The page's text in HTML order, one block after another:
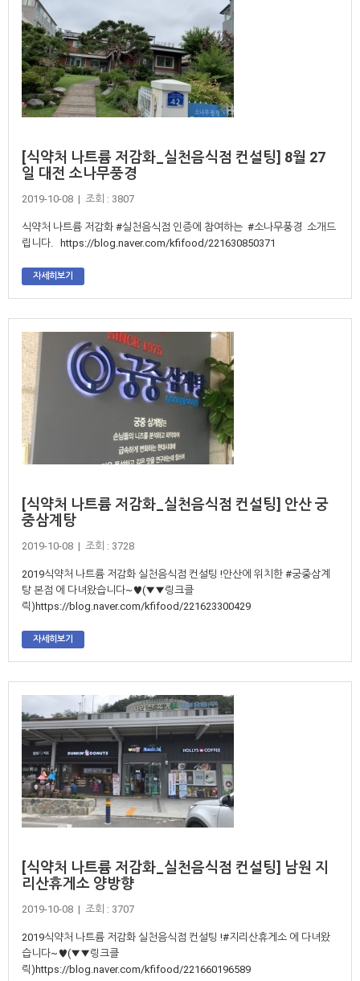
[식약처 나트륨 저감화_실천음식점 컨설팅] 8월 27
일 대전 소나무풍경
2019-10-08 | 조회 : 3807
식약처 나트륨 저감화 #실천음식점 인증에 참여하는 #소나무풍경 소개드
립니다. https://blog.naver.com/kfifood/221630850371
자세히보기
[식약처 나트륨 저감화_실천음식점 컨설팅] 안산 궁
중삼계탕
2019-10-08 | 조회 : 3728
2019식약처 나트륨 저감화 실천음식점 컨설팅 !안산에 위치한 #궁중삼계
탕 본점 에 다녀왔습니다~♥(▼▼링크클
릭)https://blog.naver.com/kfifood/221623300429
자세히보기
[식약처 나트륨 저감화_실천음식점 컨설팅] 남원 지
리산휴게소 양방향
2019-10-08 | 조회 : 3707
2019식약처 나트륨 저감화 실천음식점 컨설팅 !#지리산휴게소 에 다녀왔
습니다~♥(▼▼링크클
릭)https://blog.naver.com/kfifood/221660196589